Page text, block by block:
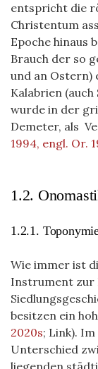
entspricht die
Christentum
Epoche hinaus
Brauch der so
und an Ostern)
Kalabrien
wurde in der
Demeter, als
1994, engl. Or.
1.2.
1.2.1.
Wie immer ist
Instrument zur
besitzen ein
2020s; Link).
Unterschied
liegenden